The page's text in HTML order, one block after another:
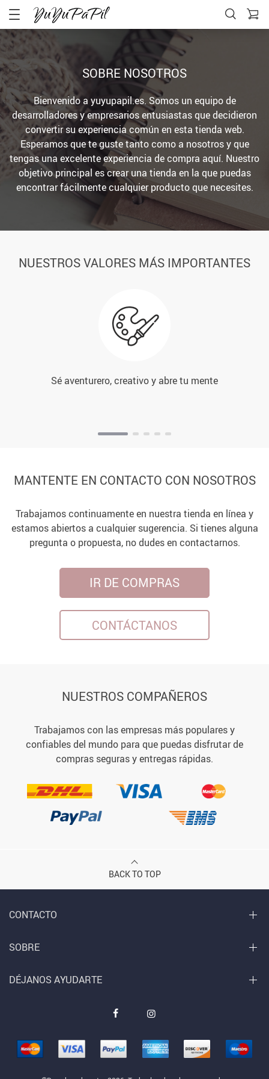
SOBRE NOSOTROS
Bienvenido a yuyupapil.es. Somos un equipo de
desarrolladores y empresarios entusiastas que decidieron
convertir su experiencia común en esta tienda web.
Esperamos que te guste tanto como a nosotros y que
tengas una excelente experiencia de compra aquí. Nuestro
objetivo principal es crear una tienda en la que puedas
encontrar fácilmente cualquier producto que necesites.
NUESTROS VALORES MÁS IMPORTANTES
Sé aventurero, creativo y abre tu mente
MANTENTE EN CONTACTO CON NOSOTROS
Trabajamos continuamente en nuestra tienda en línea y
estamos abiertos a cualquier sugerencia. Si tienes alguna
pregunta o propuesta, no dudes en contactarnos.
IR DE COMPRAS
CONTÁCTANOS
NUESTROS COMPAÑEROS
Trabajamos con las empresas más populares y
confiables del mundo para que puedas disfrutar de
compras seguras y entregas rápidas.
BACK TO TOP
CONTACTO
SOBRE
DÉJANOS AYUDARTE